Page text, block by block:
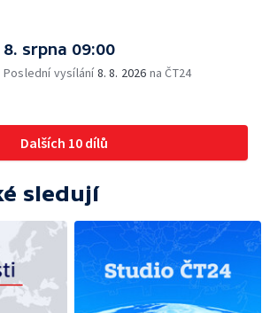
8. srpna 09:00
Poslední vysílání8. 8. 2026 na ČT24
Dalších 10 dílů
sledují